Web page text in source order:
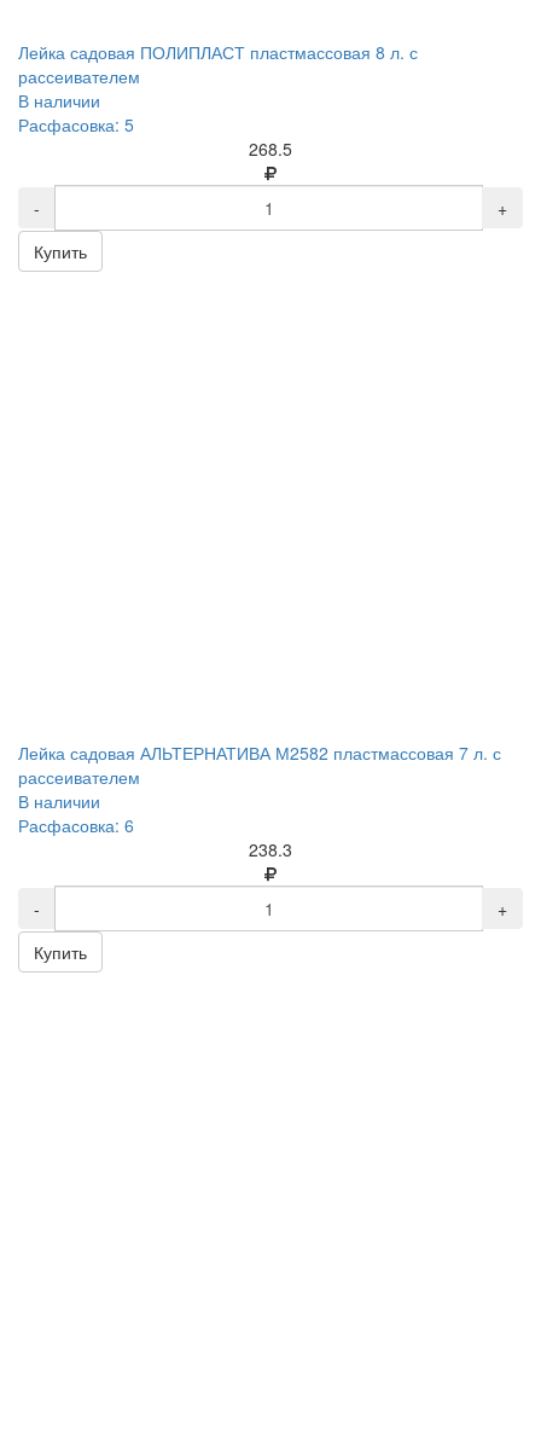
Лейка садовая ПОЛИПЛАСТ пластмассовая 8 л. с
рассеивателем
В наличии
Расфасовка: 5
268.5
-
+
Купить
Лейка садовая АЛЬТЕРНАТИВА М2582 пластмассовая 7 л. с
рассеивателем
В наличии
Расфасовка: 6
238.3
-
+
Купить